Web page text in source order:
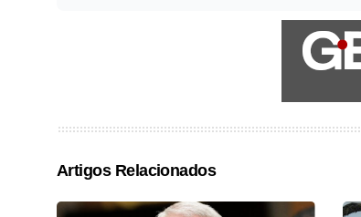
Artigos Relacionados